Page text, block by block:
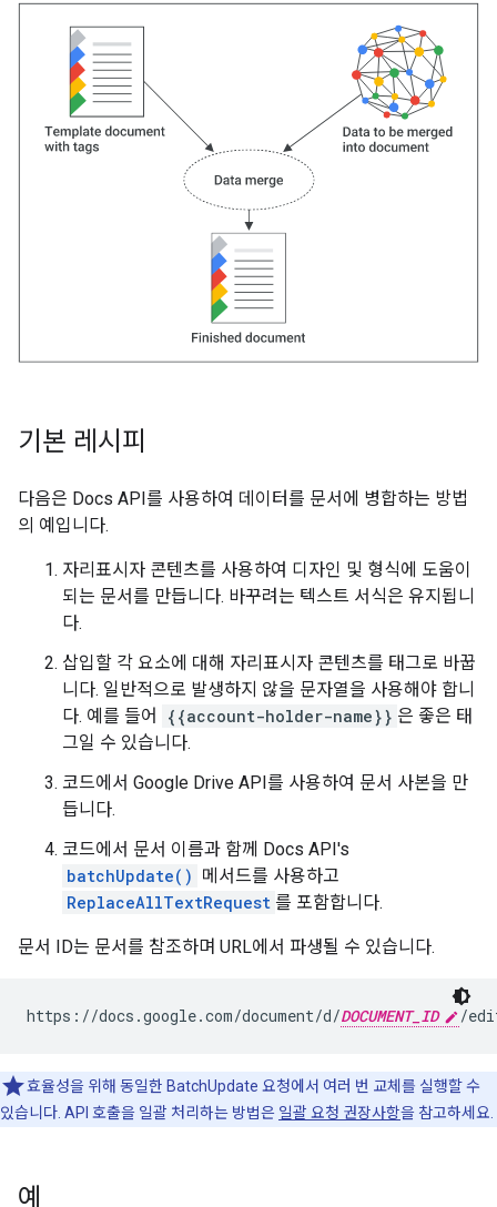
기본 레시피
다음은 Docs API를 사용하여 데이터를 문서에 병합하는 방법
의 예입니다.
자리표시자 콘텐츠를 사용하여 디자인 및 형식에 도움이
되는 문서를 만듭니다. 바꾸려는 텍스트 서식은 유지됩니
다.
삽입할 각 요소에 대해 자리표시자 콘텐츠를 태그로 바꿉
니다. 일반적으로 발생하지 않을 문자열을 사용해야 합니
다. 예를 들어
{{account-holder-name}} 은 좋은 태
그일 수 있습니다.
코드에서 Google Drive API를 사용하여 문서 사본을 만
듭니다.
코드에서 문서 이름과 함께 Docs API's
batchUpdate() 메서드를 사용하고
ReplaceAllTextRequest 를 포함합니다.
문서 ID는 문서를 참조하며 URL에서 파생될 수 있습니다.
https://docs.google.com/document/d/DOCUMENT_ID /
효율성을 위해 동일한 BatchUpdate 요청에서 여러 번 교체를 실행할 수
있습니다. API 호출을 일괄 처리하는 방법은 일괄 요청 권장사항을 참고하세요.
예